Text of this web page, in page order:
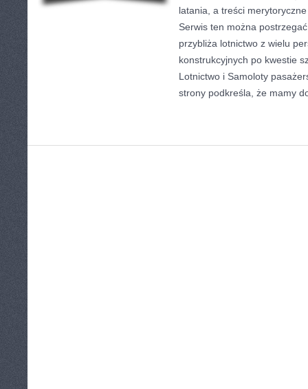
latania, a treści
Serwis ten można
przybliża lotnictwo z wielu
konstrukcyjnych po kwestie
Lotnictwo i Samoloty
strony podkreśla, że mamy